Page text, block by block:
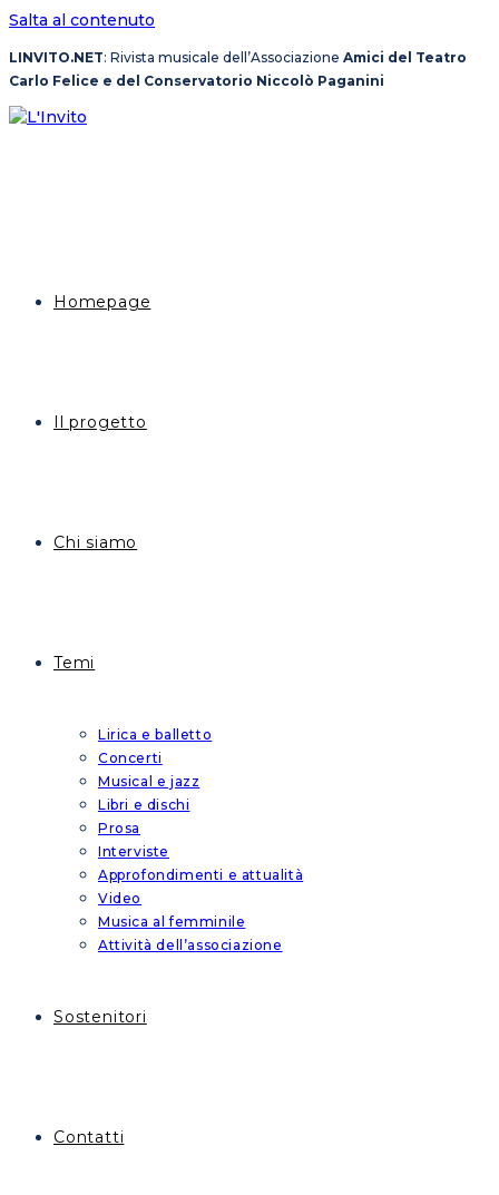
Salta al contenuto
LINVITO.NET: Rivista musicale dell’Associazione Amici del Teatro
Carlo Felice e del Conservatorio Niccolò Paganini
Homepage
Il progetto
Chi siamo
Temi
Lirica e balletto
Concerti
Musical e jazz
Libri e dischi
Prosa
Interviste
Approfondimenti e attualità
Video
Musica al femminile
Attività dell’associazione
Sostenitori
Contatti